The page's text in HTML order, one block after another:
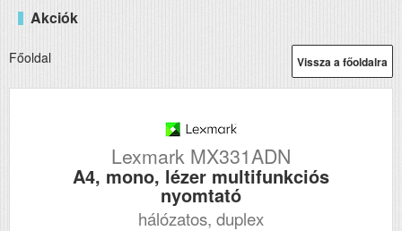
Akciók
Vissza a főoldalra
Főoldal
Lexmark MX331ADN
A4, mono, lézer multifunkciós
nyomtató
hálózatos, duplex